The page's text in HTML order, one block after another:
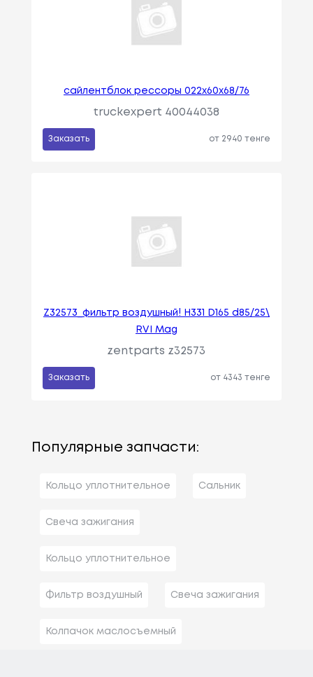
сайлентблок рессоры 022х60х68/76
truckexpert 40044038
Заказать от 2940 тенге
Z32573_фильтр воздушный! H331 D165 d85/25\
RVI Mag
zentparts z32573
Заказать от 4343 тенге
Популярные запчасти:
Кольцо уплотнительное Сальник
Свеча зажигания
Кольцо уплотнительное
Фильтр воздушный Свеча зажигания
Колпачок маслосъемный